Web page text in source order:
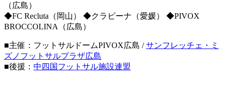
（広島）
◆FC Recluta（岡山） ◆クラビーナ（愛媛） ◆PIVOX
BROCCOLINA（広島）
■主催：フットサルドームPIVOX広島 /サンフレッチェ・ミ
ズノフットサルプラザ広島
■後援： 中四国フットサル施設連盟